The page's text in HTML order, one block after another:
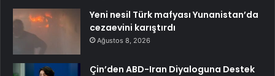
Yeni nesil Türk mafyası Yunanistan’da
cezaevini karıştırdı
Ağustos 8, 2026
Çin’den ABD-Iran Diyaloguna Destek